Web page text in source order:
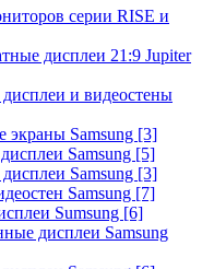
серии RISE и
дисплеи 21:9 Jupiter
и видеостены
экраны Samsung [3]
Samsung [5]
Samsung [3]
Samsung [7]
Sumsung [6]
дисплеи Samsung